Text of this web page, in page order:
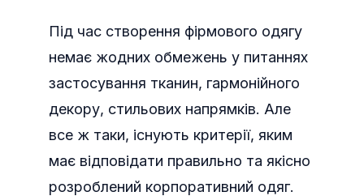
Під час створення фірмового одягу
немає жодних обмежень у питаннях
застосування тканин, гармонійного
декору, стильових напрямків. Але
все ж таки, існують критерії, яким
має відповідати правильно та якісно
розроблений корпоративний одяг.